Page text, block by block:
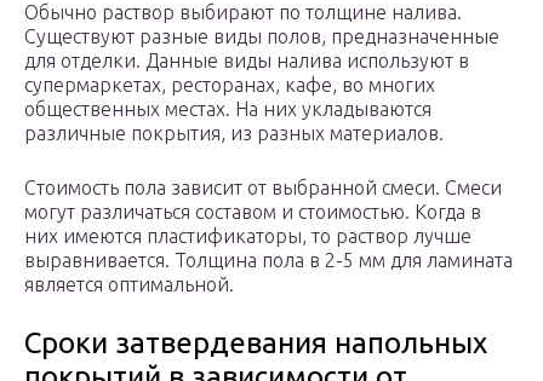
Обычно раствор выбирают по толщине налива.
Существуют разные виды полов, предназначенные
для отделки. Данные виды налива используют в
супермаркетах, ресторанах, кафе, во многих
общественных местах. На них укладываются
различные покрытия, из разных материалов.
Стоимость пола зависит от выбранной смеси. Смеси
могут различаться составом и стоимостью. Когда в
них имеются пластификаторы, то раствор лучше
выравнивается. Толщина пола в 2-5 мм для ламината
является оптимальной.
Сроки затвердевания напольных